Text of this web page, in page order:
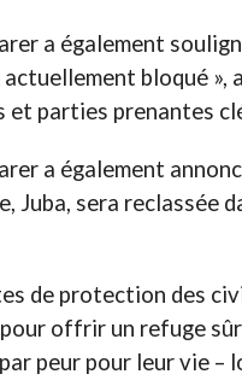
a également
actuellement bloqué »,
et parties prenantes
a également
Juba, sera reclassée
de protection des
pour offrir un refuge
peur pour leur vie –